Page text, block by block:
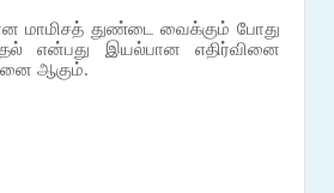
மாமிசத் துண்டை வைக்கும் போது
என்பது இயல்பான எதிர்வினை
ஆகும்.